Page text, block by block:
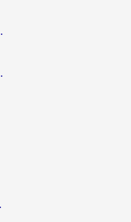
器选择指南
择困境
指南